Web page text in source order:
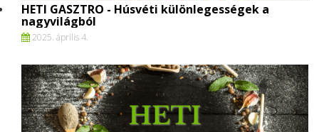
HETI GASZTRO - Húsvéti különlegességek a
nagyvilágból
2025. április 4.